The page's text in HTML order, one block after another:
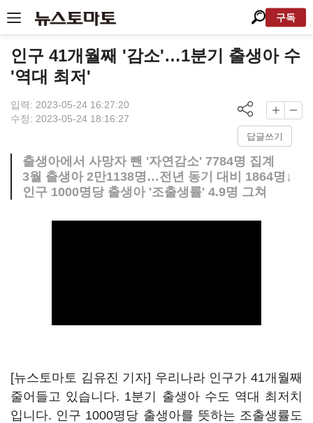
구독
인구 41개월째 '감소'…1분기 출생아 수
'역대 최저'
입력: 2023-05-24 16:27:20
수정: 2023-05-24 18:16:27
답글쓰기
출생아에서 사망자 뺀 '자연감소' 7784명 집계
3월 출생아 2만1138명…전년 동기 대비 1864명↓
인구 1000명당 출생아 '조출생률' 4.9명 그쳐
[뉴스토마토 김유진 기자] 우리나라 인구가 41개월째
줄어들고 있습니다. 1분기 출생아 수도 역대 최저치
입니다. 인구 1000명당 출생아를 뜻하는 조출생률도